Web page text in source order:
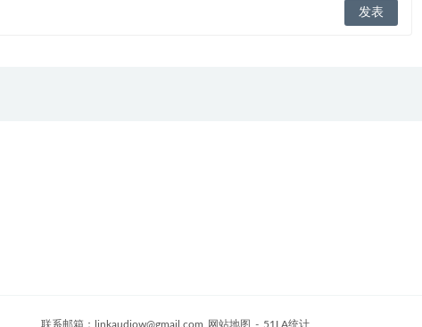
联系邮箱： linkaudiow@gmail.com 网站地图 - 51LA统计